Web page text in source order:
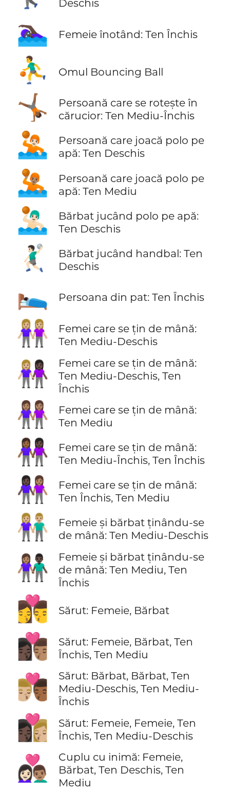
Deschis
🏊🏿‍♀️ Femeie înotând: Ten Închis
⛹️‍♂️ Omul Bouncing Ball
🤸🏾
Persoană care se rotește în
cărucior: Ten Mediu-Închis
🤽🏻
Persoană care joacă polo pe
apă: Ten Deschis
🤽🏽
Persoană care joacă polo pe
apă: Ten Mediu
🤽🏻‍♂️
Bărbat jucând polo pe apă:
Ten Deschis
🤾🏻‍♂️
Bărbat jucând handbal: Ten
Deschis
🛌🏿 Persoana din pat: Ten Închis
👭🏼
Femei care se țin de mână:
Ten Mediu-Deschis
👩🏼‍🤝‍👩🏿
Femei care se țin de mână:
Ten Mediu-Deschis, Ten
Închis
👭🏽
Femei care se țin de mână:
Ten Mediu
👩🏾‍🤝‍👩🏿
Femei care se țin de mână:
Ten Mediu-Închis, Ten Închis
👩🏿‍🤝‍👩🏽
Femei care se țin de mână:
Ten Închis, Ten Mediu
👫🏼
Femeie și bărbat ținându-se
de mână: Ten Mediu-Deschis
👩🏽‍🤝‍👨🏿
Femeie și bărbat ținându-se
de mână: Ten Mediu, Ten
Închis
👩‍❤️‍💋‍👨 Sărut: Femeie, Bărbat
👩🏿‍❤️‍💋‍👨🏽
Sărut: Femeie, Bărbat, Ten
Închis, Ten Mediu
👨🏼‍❤️‍💋‍👨🏾
Sărut: Bărbat, Bărbat, Ten
Mediu-Deschis, Ten Mediu-
Închis
👩🏿‍❤️‍💋‍👩🏼
Sărut: Femeie, Femeie, Ten
Închis, Ten Mediu-Deschis
👩🏻‍❤️‍👨🏽
Cuplu cu inimă: Femeie,
Bărbat, Ten Deschis, Ten
Mediu